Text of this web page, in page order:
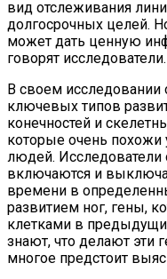
вид отслеживания
долгосрочных целей.
может дать ценную
говорят исследователи.
В своем исследовании
ключевых типов
конечностей и
которые очень
людей. Исследователи
включаются и
времени в
развитием ног, гены,
клетками в
знают, что делают эти
многое предстоит